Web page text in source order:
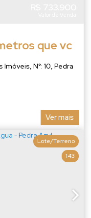
que vc
Imóveis, N°: 10, Pedra
Ver mais
143
Lote/Terreno